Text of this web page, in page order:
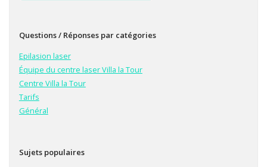
Questions / Réponses par catégories
Epilasion laser
Équipe du centre laser Villa la Tour
Centre Villa la Tour
Tarifs
Général
Sujets populaires